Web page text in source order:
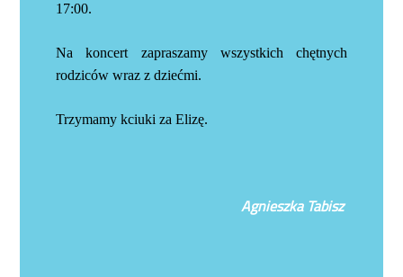
17:00.
Na koncert zapraszamy wszystkich chętnych
rodziców wraz z dziećmi.
Trzymamy kciuki za Elizę.
Agnieszka Tabisz